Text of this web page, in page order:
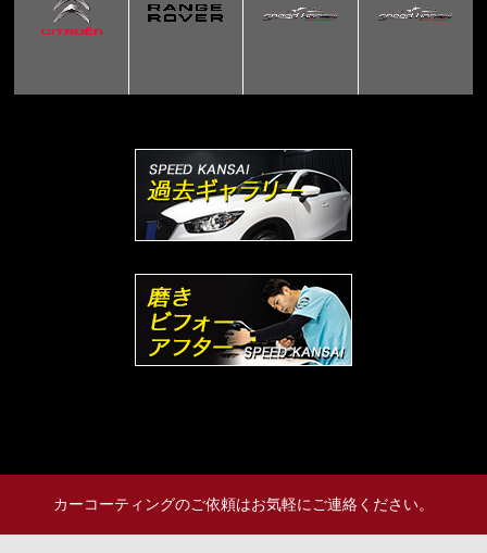
カーコーティングのご依頼はお気軽にご連絡ください。